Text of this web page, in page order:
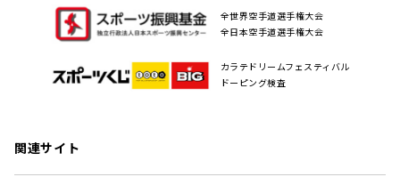
全世界空手道選手権大会
全日本空手道選手権大会
カラテドリームフェスティバル
ドーピング検査
関連サイト